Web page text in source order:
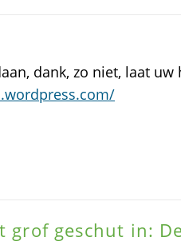
dank, zo niet, laat
grof geschut in: